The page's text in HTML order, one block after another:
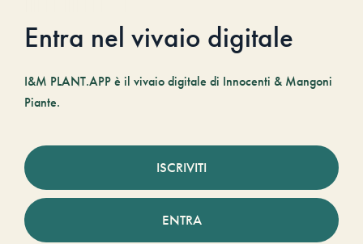
Entra nel vivaio digitale
I&M PLANT.APP è il vivaio digitale di Innocenti & Mangoni
Piante.
ISCRIVITI
ENTRA